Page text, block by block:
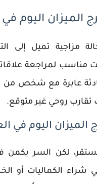
الميزان اليوم
مزاجية تميل إلى
مناسب لمراجعة
عابرة مع شخص من
روحي غير متوقع.
الميزان اليوم في
لكن السر يكمن
شراء الكماليات أو